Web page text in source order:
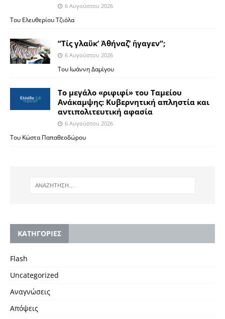
6 Αυγούστου 2026
Του Ελευθερίου Τζιόλα
“Τίς γλαῦκ’ Ἀθήναζ’ ἤγαγεν”;
6 Αυγούστου 2026
Του Ιωάννη Δαμίγου
Το μεγάλο «ριφιφί» του Ταμείου
Ανάκαμψης: Κυβερνητική απληστία και
αντιπολιτευτική αφασία
6 Αυγούστου 2026
Του Κώστα Παπαθεοδώρου
KΑΤΗΓΟΡΙΕΣ
Flash
Uncategorized
Αναγνώσεις
Απόψεις